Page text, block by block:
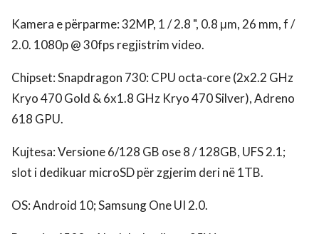
Kamera e përparme: 32MP, 1 / 2.8 ", 0.8 μm, 26 mm, f /
2.0. 1080p @ 30fps regjistrim video.
Chipset: Snapdragon 730: CPU octa-core (2x2.2 GHz
Kryo 470 Gold & 6x1.8 GHz Kryo 470 Silver), Adreno
618 GPU.
Kujtesa: Versione 6/128 GB ose 8 / 128GB, UFS 2.1;
slot i dedikuar microSD për zgjerim deri në 1TB.
OS: Android 10; Samsung One UI 2.0.